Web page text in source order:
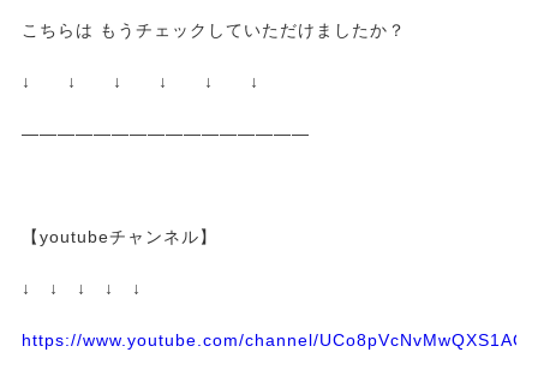
こちらは もうチェックしていただけましたか？
↓ ↓ ↓ ↓ ↓ ↓
————————————————
【youtubeチャンネル】
↓ ↓ ↓ ↓ ↓
https://www.youtube.com/channel/